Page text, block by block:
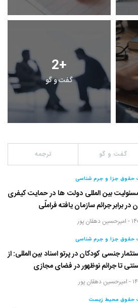
2+
گفت و گو
گفت و گو ترجمه
حقوق جزا و جرم شناسی
بین المللی دولت ها در حمایت کیفری
در برابر جرائم سازمان یافته فراملّی
- امیرحسین دهقان پور
حقوق جزا و جرم شناسی
جنسی کودکان در پرتو اسناد بین المللی: از
تا جرائم نوظهور در فضای مجازی
- امیرحسین دهقان پور
حقوق محیط زیست